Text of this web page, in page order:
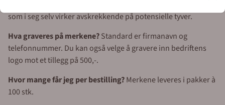
som i seg selv virker avskrekkende på potensielle tyver.
Hva graveres på merkene?Standard er firmanavn og
telefonnummer. Du kan også velge å gravere inn bedriftens
logo mot et tillegg på 500,-.
Hvor mange får jeg per bestilling?Merkene leveres i pakker à
100 stk.